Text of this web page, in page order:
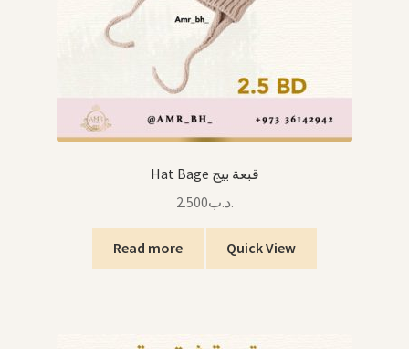
Hat Bage قبعة بيج
.د.ب2.500
Read more Quick View